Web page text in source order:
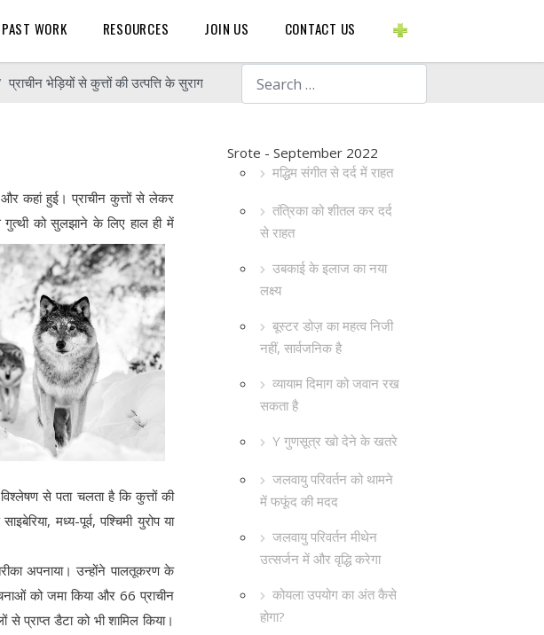
Search
PAST WORK RESOURCES JOIN US CONTACT US
प्राचीन भेड़ियों से कुत्तों की उत्पत्ति के सुराग
Srote - September 2022
मद्धिम संगीत से दर्द में राहत
तंत्रिका को शीतल कर दर्द
से राहत
उबकाई के इलाज का नया
लक्ष्य
बूस्टर डोज़ का महत्व निजी
नहीं, सार्वजनिक है
व्यायाम दिमाग को जवान रख
सकता है
Y गुणसूत्र खो देने के खतरे
जलवायु परिवर्तन को थामने
में फफूंद की मदद
जलवायु परिवर्तन मीथेन
उत्सर्जन में और वृद्धि करेगा
कोयला उपयोग का अंत कैसे
होगा?
और कहां हुई। प्राचीन कुत्तों से लेकर
को सुलझाने के लिए हाल ही में
से पता चलता है कि कुत्तों की
मध्य-पूर्व, पश्चिमी युरोप या
अपनाया। उन्होंने पालतूकरण के
को जमा किया और 66 प्राचीन
प्राप्त डैटा को भी शामिल किया।